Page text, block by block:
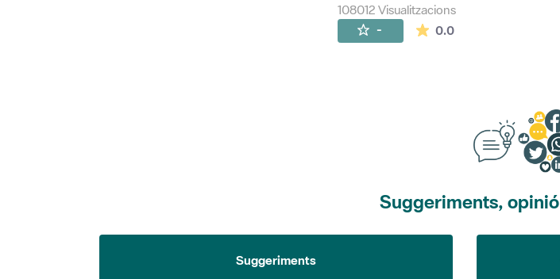
108012 Visualitzacions
- 0.0La mitjana de les
Suggeriments,
Suggeriments